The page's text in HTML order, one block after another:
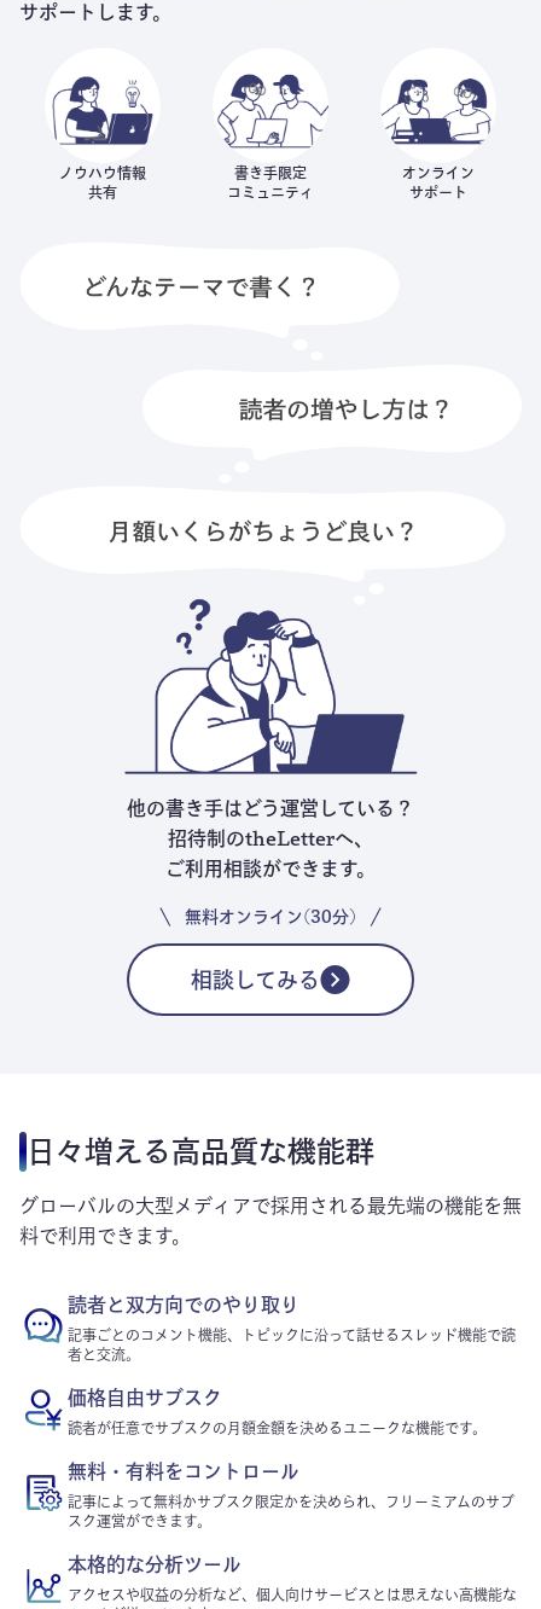
サポートします。
ノウハウ情報
共有
書き手限定
コミュニティ
オンライン
サポート
他の書き手はどう運営している？
招待制のtheLetterへ、
ご利用相談ができます。
無料オンライン(30分)
相談してみる
日々増える高品質な機能群
グローバルの大型メディアで採用される最先端の機能を無
料で利用できます。
読者と双方向でのやり取り
記事ごとのコメント機能、トピックに沿って話せるスレッド機能で読
者と交流。
価格自由サブスク
読者が任意でサブスクの月額金額を決めるユニークな機能です。
無料・有料をコントロール
記事によって無料かサブスク限定かを決められ、フリーミアムのサブ
スク運営ができます。
本格的な分析ツール
アクセスや収益の分析など、個人向けサービスとは思えない高機能な